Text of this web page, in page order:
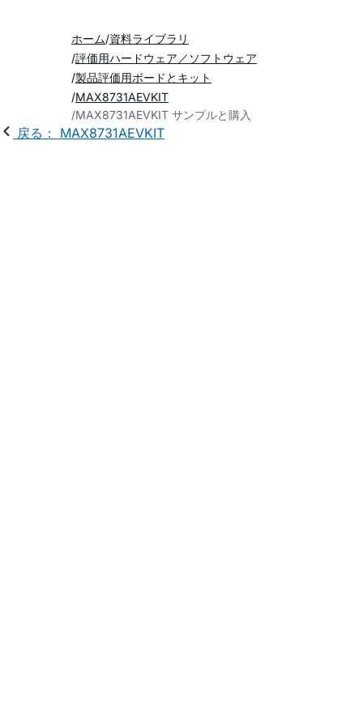
ホーム 資料ライブラリ
評価用ハードウェア／ソフトウェア
製品評価用ボードとキット
MAX8731AEVKIT
MAX8731AEVKIT サンプルと購入
戻る： MAX8731AEVKIT